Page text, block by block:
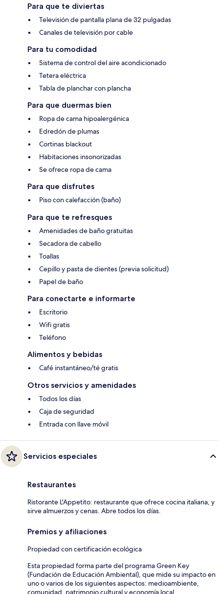
Para que te diviertas
Televisión de pantalla plana de 32 pulgadas
Canales de televisión por cable
Para tu comodidad
Sistema de control del aire acondicionado
Tetera eléctrica
Tabla de planchar con plancha
Para que duermas bien
Ropa de cama hipoalergénica
Edredón de plumas
Cortinas blackout
Habitaciones insonorizadas
Se ofrece ropa de cama
Para que disfrutes
Piso con calefacción (baño)
Para que te refresques
Amenidades de baño gratuitas
Secadora de cabello
Toallas
Cepillo y pasta de dientes (previa solicitud)
Papel de baño
Para conectarte e informarte
Escritorio
Wifi gratis
Teléfono
Alimentos y bebidas
Café instantáneo/té gratis
Otros servicios y amenidades
Todos los días
Caja de seguridad
Entrada con llave móvil
Servicios especiales
Restaurantes
Ristorante L'Appetito: restaurante que ofrece cocina italiana, y
sirve almuerzos y cenas. Abre todos los días.
Premios y afiliaciones
Propiedad con certificación ecológica
Esta propiedad forma parte del programa Green Key
(Fundación de Educación Ambiental), que mide su impacto en
uno o varios de los siguientes aspectos: medioambiente,
comunidad, patrimonio cultural y economía local.